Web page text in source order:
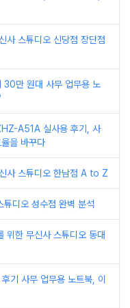
사 스튜디오 신당점 장단점
만 원대 사무 업무용 노
A51A 실사용 후기, 사
을 바꾸다
사 스튜디오 한남점 A to Z
디오 성수점 완벽 분석
위한 무신사 스튜디오 동대
기 사무 업무용 노트북, 이